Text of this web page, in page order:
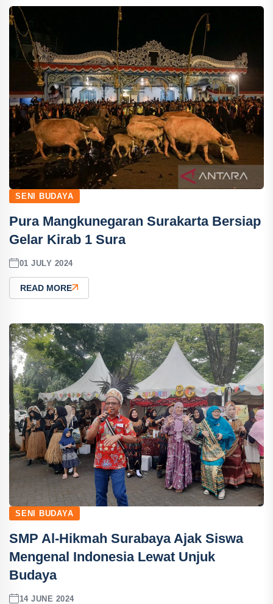
SENI BUDAYA
Pura Mangkunegaran Surakarta Bersiap
Gelar Kirab 1 Sura
01 JULY 2024
READ MORE
SENI BUDAYA
SMP Al-Hikmah Surabaya Ajak Siswa
Mengenal Indonesia Lewat Unjuk
Budaya
14 JUNE 2024